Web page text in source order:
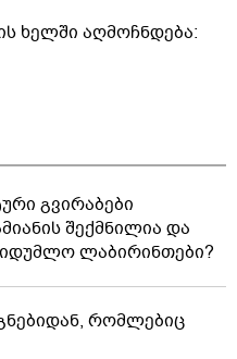
ხელში აღმოჩნდება:
გვირაბები
შექმნილია და
ლაბირინთები?
რომლებიც